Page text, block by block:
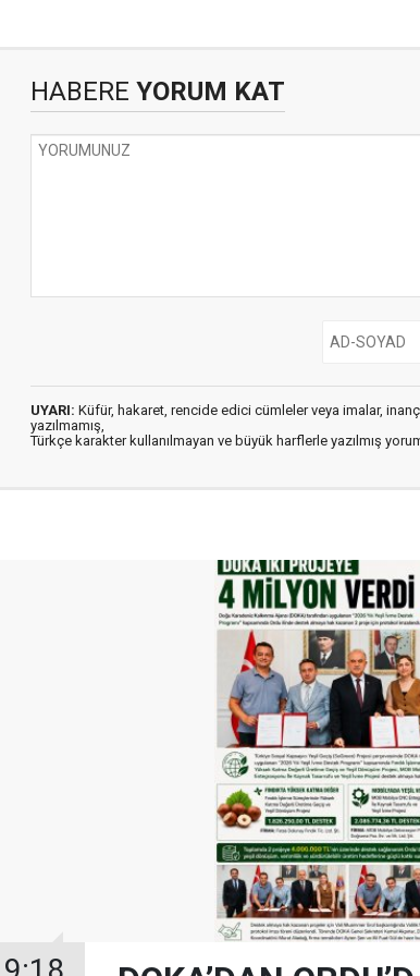
HABERE YORUM KAT
UYARI: Küfür, hakaret, rencide edici cümleler veya imalar,
yazılmamış,
Türkçe karakter kullanılmayan ve büyük harflerle yazılmış